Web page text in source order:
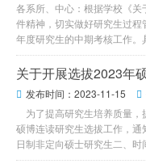
各系所、中心：根据学校《
件精神，切实做好研究生过
年度研究生的中期考核工作。
关于开展选拔2023年
 发布时间：2023-11-15 
为了提高研究生培养质量，
硕博连读研究生选拔工作，
日制非定向硕士研究生二、